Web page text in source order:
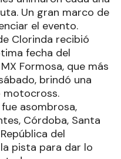
Un gran marco de
el evento.
Clorinda recibió
fecha del
Formosa, que más
brindó una
motocross.
asombrosa,
Córdoba, Santa
del
pista para dar lo